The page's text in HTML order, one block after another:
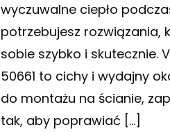
wyczuwalne ciepło
potrzebujesz rozwiązania,
sobie szybko i skutecznie.
50661 to cichy i wydajny
do montażu na ścianie,
tak, aby poprawiać […]